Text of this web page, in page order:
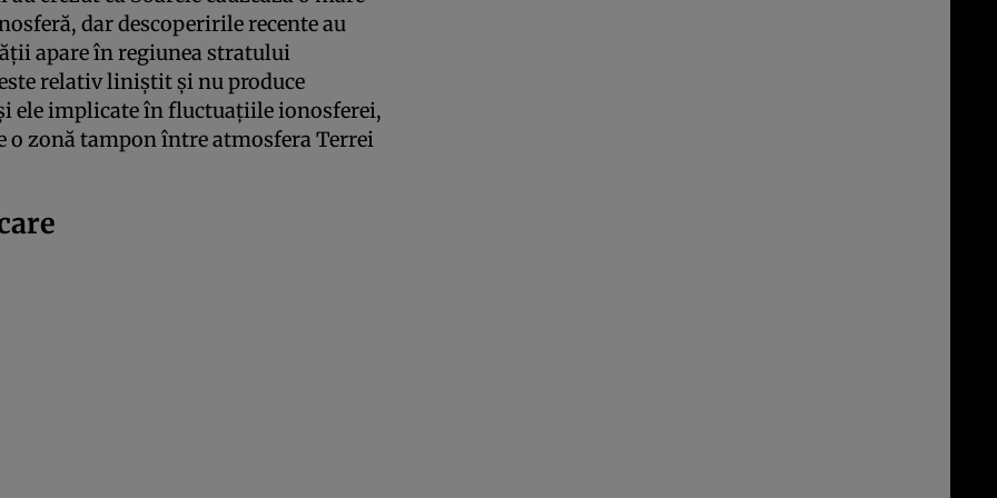
dar descoperirile recente au
apare în regiunea stratului
relativ liniştit şi nu produce
ele implicate în fluctuaţiile ionosferei,
o zonă tampon între atmosfera Terrei